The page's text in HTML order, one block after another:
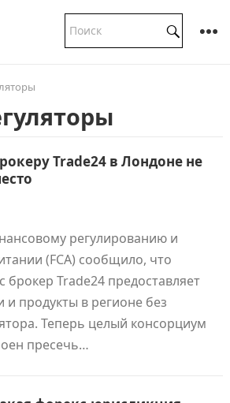
Trade24 в Лондоне не
регулированию и
(FCA) сообщило, что
брокер Trade24 предоставляет
и продукты в регионе без
Теперь целый консорциум
пресечь…